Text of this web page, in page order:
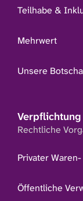
Teilhabe &
Mehrwert
Unsere
Verpflichtung
Rechtliche
Privater
Öffentliche